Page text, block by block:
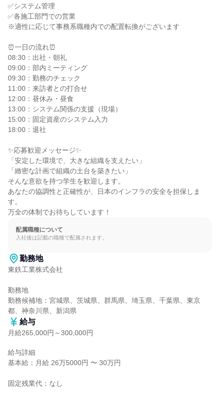
✅システム管理
✅各施工部門での営業
※適性に応じて事務系職種内での配置転換がございます
⏰一日の流れ⏰
08:30：出社・朝礼
09:00：部内ミーティング
09:30：勤務のチェック
11:00：来訪者との打合せ
12:00：昼休み・昼食
13:00：システム関係の支援（現場）
15:00：固定資産のシステム入力
18:00：退社
✨応募歓迎メッセージ✨
「安定した環境で、大きな組織を支えたい」
「緻密な計画で組織の土台を築きたい」
そんな意欲を持つ学生を歓迎します。
あなたの協調性と正確性が、日本のインフラの安全を担保しま
す。
万全の体制でお待ちしています！
配属職種について
入社後は記載の職種で配属されます。
勤務地
東鉄工業株式会社
勤務地
勤務候補地：宮城県、茨城県、群馬県、埼玉県、千葉県、東京
都、神奈川県、新潟県
給与
月給265,000円～300,000円
給与詳細
基本給：月給 26万5000円 〜 30万円
固定残業代：なし